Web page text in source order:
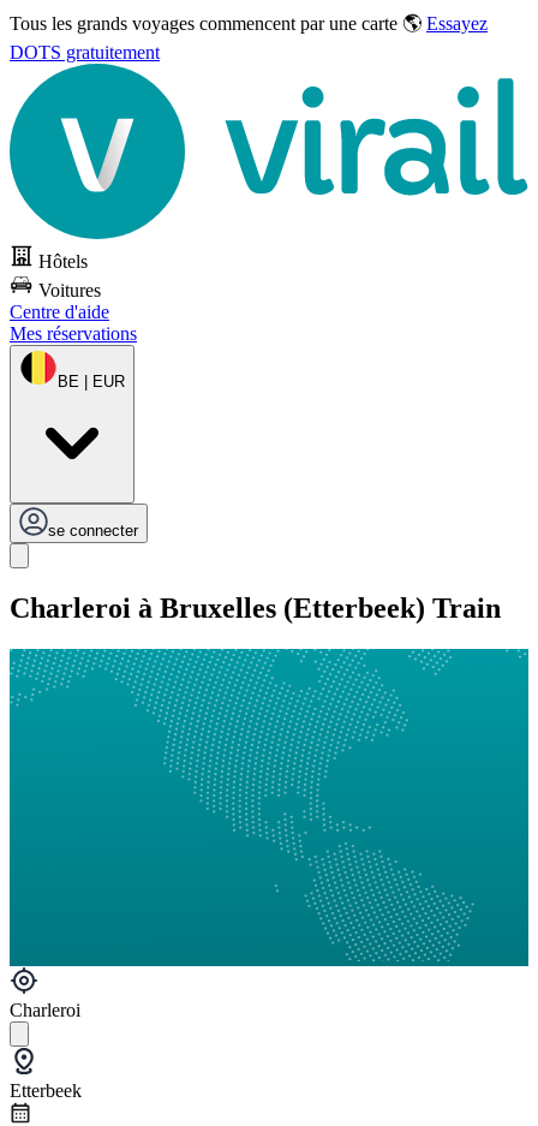
Tous les grands voyages commencent par une carte 🌎 Essayez
DOTS gratuitement
Hôtels
Voitures
Centre d'aide
Mes réservations
BE | EUR
se connecter
Charleroi à Bruxelles (Etterbeek) Train
Charleroi
Etterbeek